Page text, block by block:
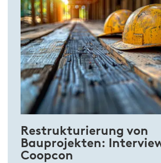
Restrukturierung von
Bauprojekten:
Coopcon